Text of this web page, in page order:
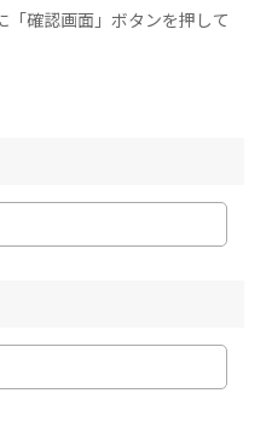
「確認画面」ボタンを押して